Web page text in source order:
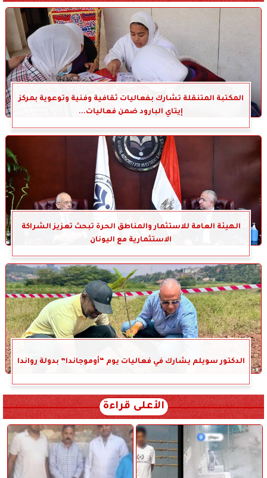
المكتبة المتنقلة تشارك بفعاليات ثقافية وفنية وتوعوية بمركز
إيتاي البارود ضمن فعاليات...
الهيئة العامة للاستثمار والمناطق الحرة تبحث تعزيز الشراكة
الاستثمارية مع اليونان
الدكتور سويلم يشارك في فعاليات يوم “أوموجاندا” بدولة رواندا
الأعلى قراءة